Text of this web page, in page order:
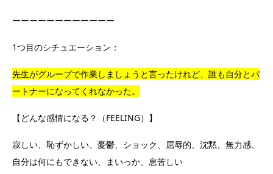
ーーーーーーーーーーーー
1つ目のシチュエーション：
先生がグループで作業しましょうと言ったけれど、誰も自分とパ
ートナーになってくれなかった。
【どんな感情になる？（FEELING）】
寂しい、恥ずかしい、憂鬱、ショック、屈辱的、沈黙、無力感、
自分は何にもできない、まいっか、息苦しい